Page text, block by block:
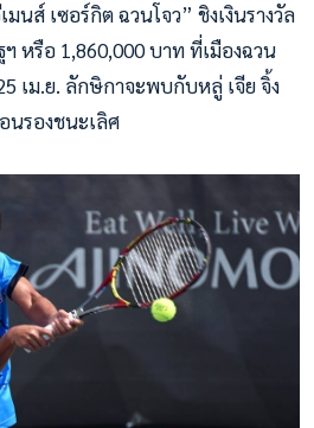
นส์ เซอร์กิต ฉวนโจว” ชิงเงินรางวัล
หรือ 1,860,000 บาท ที่เมืองฉวน
เม.ย. ลักษิกาจะพบกับหลู่ เจีย จิ้ง
นรองชนะเลิศ